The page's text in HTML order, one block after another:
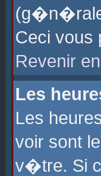
Ceci
Revenir
Les
Les
voir sont
v�tre. Si